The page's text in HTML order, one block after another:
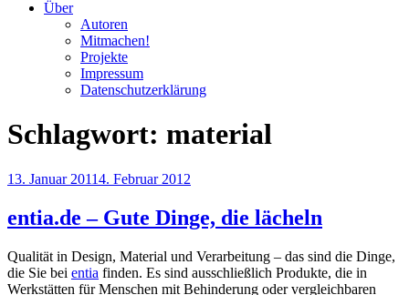
Über
Autoren
Mitmachen!
Projekte
Impressum
Datenschutzerklärung
Schlagwort: material
Veröffentlicht
13. Januar 20114. Februar 2012
entia.de – Gute Dinge, die lächeln
Qualität in Design, Material und Verarbeitung – das sind die Dinge,
die Sie bei entia finden. Es sind ausschließlich Produkte, die in
Werkstätten für Menschen mit Behinderung oder vergleichbaren